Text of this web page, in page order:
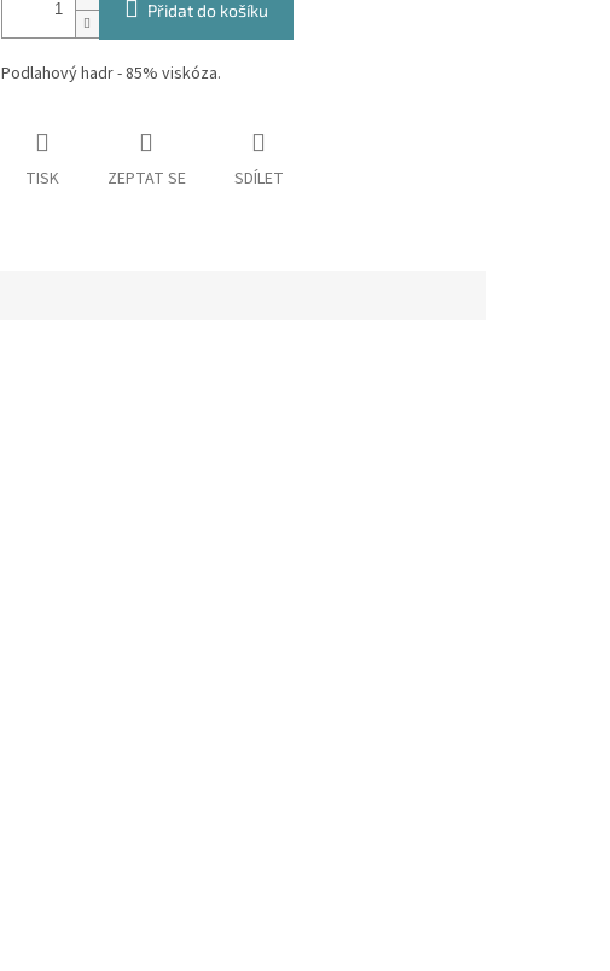
Přidat do košíku
Podlahový hadr - 85% viskóza.
TISK ZEPTAT SE SDÍLET